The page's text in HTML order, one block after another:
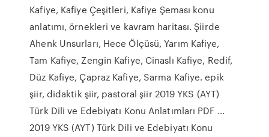
Kafiye, Kafiye Çeşitleri, Kafiye Şeması konu
anlatımı, örnekleri ve kavram haritası. Şiirde
Ahenk Unsurları, Hece Ölçüsü, Yarım Kafiye,
Tam Kafiye, Zengin Kafiye, Cinaslı Kafiye, Redif,
Düz Kafiye, Çapraz Kafiye, Sarma Kafiye. epik
şiir, didaktik şiir, pastoral şiir 2019 YKS (AYT)
Türk Dili ve Edebiyatı Konu Anlatımları PDF ...
2019 YKS (AYT) Türk Dili ve Edebiyatı Konu